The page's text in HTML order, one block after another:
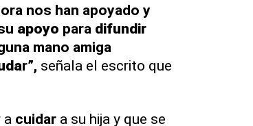
nos han apoyado y
apoyo para difundir
mano amiga
r”, señala el escrito que
a cuidara su hija y que se